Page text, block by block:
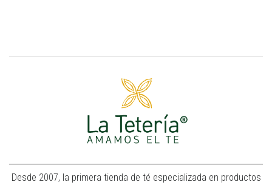
Desde 2007, la primera tienda de té especializada en productos